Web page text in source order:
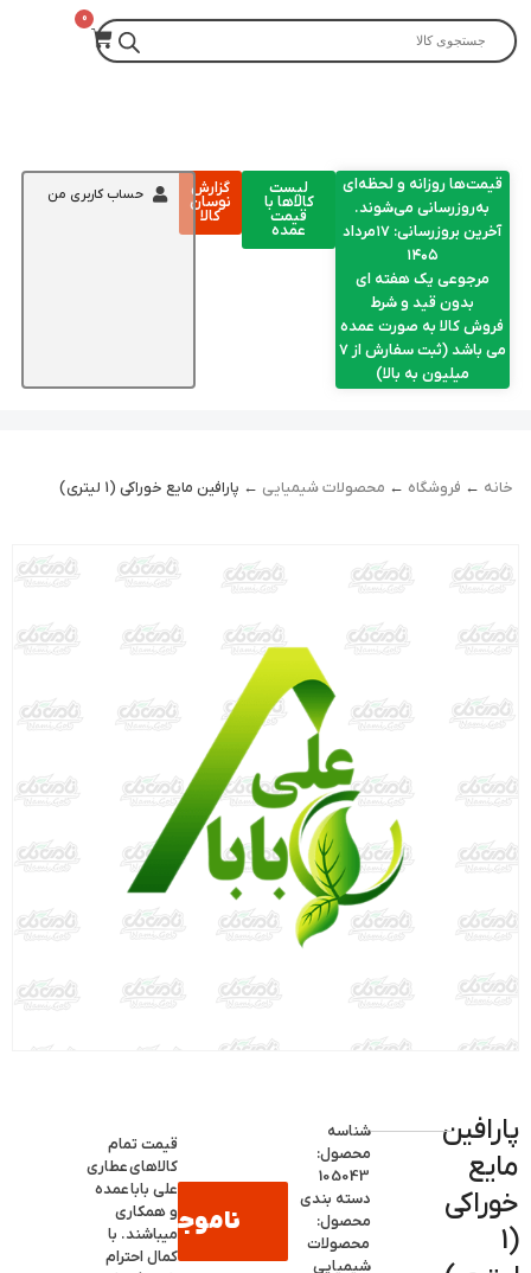
قیمت‌ها روزانه و لحظه‌ای
به‌روزرسانی می‌شوند.
آخرین بروزرسانی: ۱۷مرداد
۱۴۰۵
مرجوعی یک هفته ای
بدون قید و شرط
فروش کالا به صورت عمده
می باشد (ثبت سفارش از 7
میلیون به بالا)
لیست
کالاها با
قیمت
عمده
گزارش
نوسان
کالا
حساب کاربری من
خانه ← فروشگاه ← محصولات شیمیایی ← پارافین مایع خوراکی (1 لیتری)
پارافین
مایع
خوراکی
(1
شناسه
محصول:
دسته بندی
محصول:
محصولات
شیمیایی
ناموجود
قیمت تمام
کالاهایعطاری
علی باباعمده
و همکاری
میباشند. با
کمال احترام